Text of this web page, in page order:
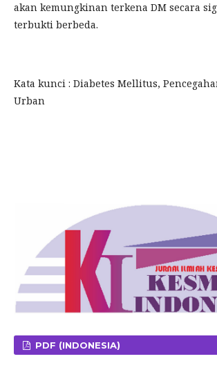
akan kemungkinan terkena DM secara
terbukti berbeda.
Kata kunci : Diabetes Mellitus,
Urban
PDF (INDONESIA)